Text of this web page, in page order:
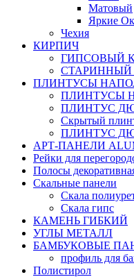
Матовый
Яркие
Чехия
КИРПИЧ
ГИПСОВЫЙ
СТАРИННЫЙ
ПЛИНТУСЫ
ПЛИНТУСЫ
ПЛИНТУС
Скрытый
ПЛИНТУС
АРТ-ПАНЕЛИ
Рейки для
Полосы
Скальные панели
Скала
Скала гипс
КАМЕНЬ ГИБКИЙ
УГЛЫ МЕТАЛЛ
БАМБУКОВЫЕ
профиль для
Полистирол